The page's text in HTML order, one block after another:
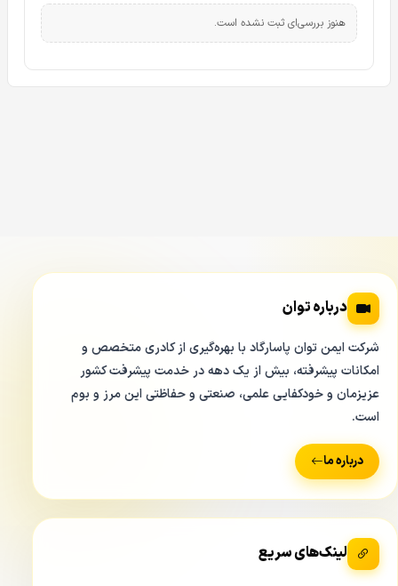
به منوی OSD دوربین مدار بسته کلارنت CLARENT CCP-
MD6230F-WA متصل شوید و در صورت لزوم تنظیمات مد نظر
خود را به دوربین اعمال نمایید.
قابلیت دید در شب رنگی در CLARENT CCP MD
6230F WA
از مشخصه ها و قابلیت های مهم و کاربردی که در دوربین
قابلیت دید در شب رنگی این
دوربین مداربسه دید در شب رنگی
است. قابلیت دید در شب رنگی در این دوربین از طریق چهار
LED سفید رنگ که در قسمت پایین لنز قرار دارد تامین می شود.
هنوز بررسی‌ای ثبت نشده است.
درباره توان
شرکت ایمن توان پاسارگاد با بهره‌گیری از کادری متخصص و
امکانات پیشرفته، بیش از یک دهه در خدمت پیشرفت کشور
عزیزمان و خودکفایی علمی، صنعتی و حفاظتی این مرز و بوم
است.
درباره ما
لینک‌های سریع